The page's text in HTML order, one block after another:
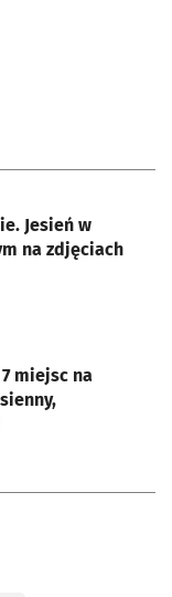
Jesień w
na zdjęciach
miejsc na